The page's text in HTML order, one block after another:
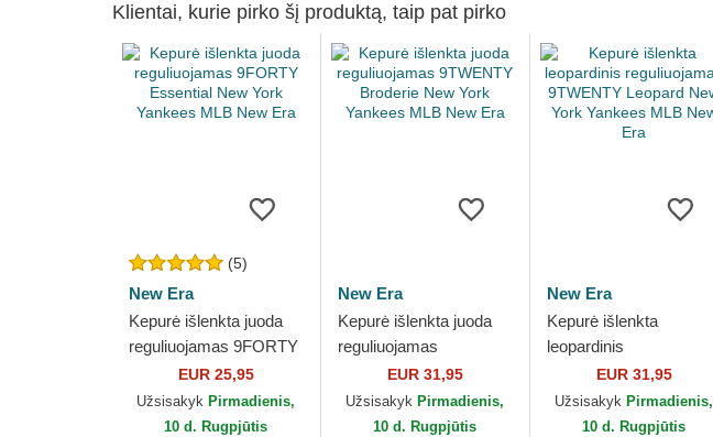
Klientai, kurie pirko šį produktą, taip pat pirko
(5)
New Era
Kepurė išlenkta juoda
reguliuojamas 9FORTY
Essential New York
Yankees MLB New Era
EUR 25,95
Užsisakyk Pirmadienis,
10 d. Rugpjūtis
New Era
Kepurė išlenkta juoda
reguliuojamas
9TWENTY Broderie
New York Yankees
MLB New Era
EUR 31,95
Užsisakyk Pirmadienis,
10 d. Rugpjūtis
New Era
Kepurė išlenkta
leopardinis
reguliuojamas
9TWENTY Leopard
New York Yankees
EUR 31,95
Užsisakyk Pirmadienis,
10 d. Rugpjūtis